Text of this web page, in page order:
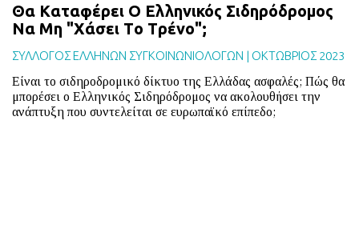
Θα Kαταφέρει Ο Ελληνικός Σιδηρόδρομος
Να Μη "Xάσει Tο Tρένο";
ΣΥΛΛΟΓΟΣ ΕΛΛΗΝΩΝ ΣΥΓΚΟΙΝΩΝΙΟΛΟΓΩΝ | ΟΚΤΩΒΡΙΟΣ 2023
Είναι το σιδηροδρομικό δίκτυο της Ελλάδας ασφαλές; Πώς θα
μπορέσει ο Ελληνικός Σιδηρόδρομος να ακολουθήσει την
ανάπτυξη που συντελείται σε ευρωπαϊκό επίπεδο;